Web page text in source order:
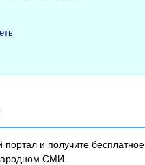
и получите бесплатное
СМИ.